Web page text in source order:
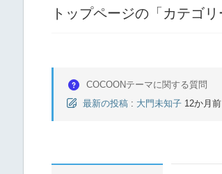
トップページの「カテゴ
COCOONテーマに関する質問
最新の投稿 : 大門未知子 12か月前